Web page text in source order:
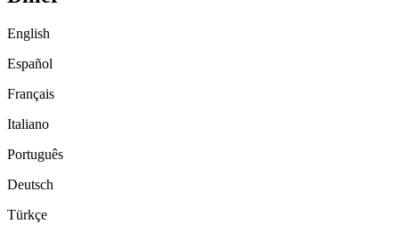
English
Español
Français
Italiano
Português
Deutsch
Türkçe